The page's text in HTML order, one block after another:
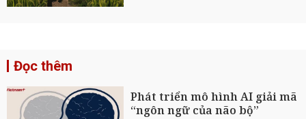
Đọc thêm
Phát triển mô hình AI giải mã
“ngôn ngữ của não bộ”